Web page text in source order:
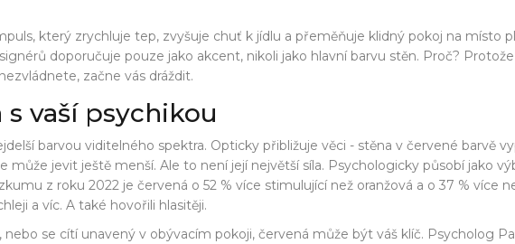
který zrychluje tep, zvyšuje chuť k jídlu a přeměňuje klidný pokoj na místo
doporučuje pouze jako akcent, nikoli jako hlavní barvu stěn. Proč?
začne vás dráždit.
vaší psychikou
barvou viditelného spektra. Opticky přibližuje věci - stěna v červené barvě
může jevit ještě menší. Ale to není její největší síla. Psychologicky působí jako
z roku 2022 je červená o 52 % více stimulující než oranžová a o 37 % více
a víc. A také hovořili hlasitěji.
se cítí unavený v obývacím pokoji, červená může být váš klíč. Psycholog